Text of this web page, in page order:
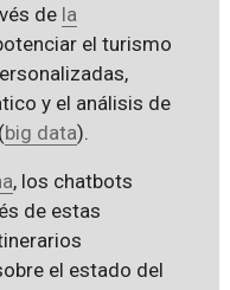
de la
el turismo
y el análisis de
big data).
, los chatbots
de estas
el estado del